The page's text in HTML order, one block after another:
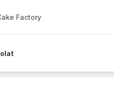
Factory